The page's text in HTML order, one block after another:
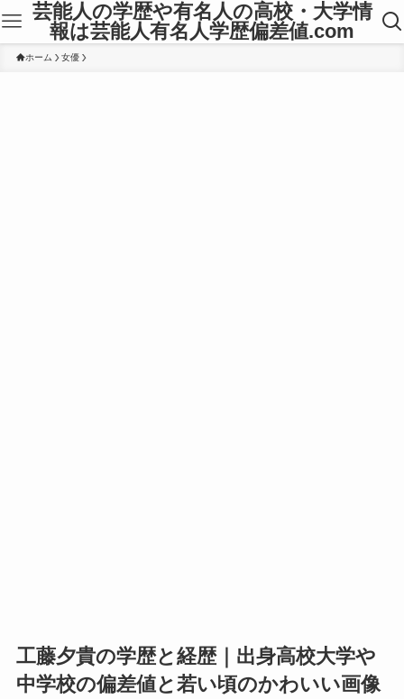
芸能人の学歴や有名人の高校・大学情
報は芸能人有名人学歴偏差値.com
ホーム 女優
工藤夕貴の学歴と経歴｜出身高校大学や
中学校の偏差値と若い頃のかわいい画像